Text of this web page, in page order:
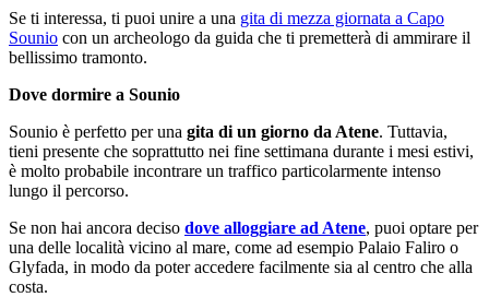
Se ti interessa, ti puoi unire a una gita di mezza giornata a Capo
Sounio con un archeologo da guida che ti premetterà di ammirare il
bellissimo tramonto.
Dove dormire a Sounio
Sounio è perfetto per una gita di un giorno da Atene. Tuttavia,
tieni presente che soprattutto nei fine settimana durante i mesi estivi,
è molto probabile incontrare un traffico particolarmente intenso
lungo il percorso.
Se non hai ancora deciso dove alloggiare ad Atene, puoi optare per
una delle località vicino al mare, come ad esempio Palaio Faliro o
Glyfada, in modo da poter accedere facilmente sia al centro che alla
costa.